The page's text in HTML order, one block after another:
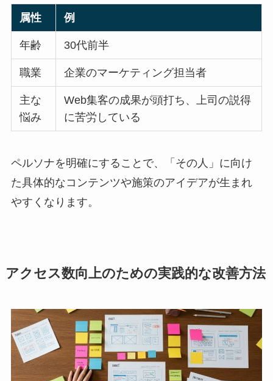
属性 例
年齢 30代前半
職業 企業のマーケティング担当者
主な
悩み
Web集客の成果が頭打ち、上司の説得
に苦労している
ペルソナを明確にすることで、「その人」に向け
た具体的なコンテンツや施策のアイデアが生まれ
やすくなります。
アクセス数向上のための実践的な改善方法